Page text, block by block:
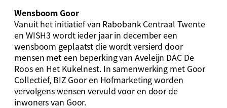
Wensboom Goor
Vanuit het initiatief van Rabobank Centraal Twente
en WISH3 wordt ieder jaar in december een
wensboom geplaatst die wordt versierd door
mensen met een beperking van Aveleijn DAC De
Roos en Het Kukelnest. In samenwerking met Goor
Collectief, BIZ Goor en Hofmarketing worden
vervolgens wensen vervuld voor en door de
inwoners van Goor.